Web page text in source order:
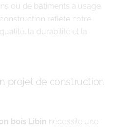
ou de bâtiments à usage
reflète notre
la durabilité et la
projet de construction
bois Libin nécessite une